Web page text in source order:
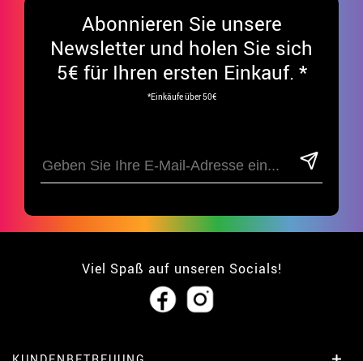
Abonnieren Sie unsere
Newsletter und holen Sie sich
5€ für Ihren ersten Einkauf. *
*Einkäufe über 50€
Viel Spaß auf unseren Socials!